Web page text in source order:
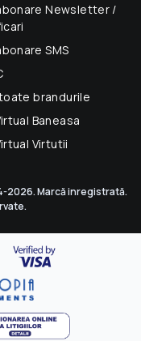
Newsletter /
SMS
brandurile
Baneasa
Virtutii
2026. Marcă inregistrată.